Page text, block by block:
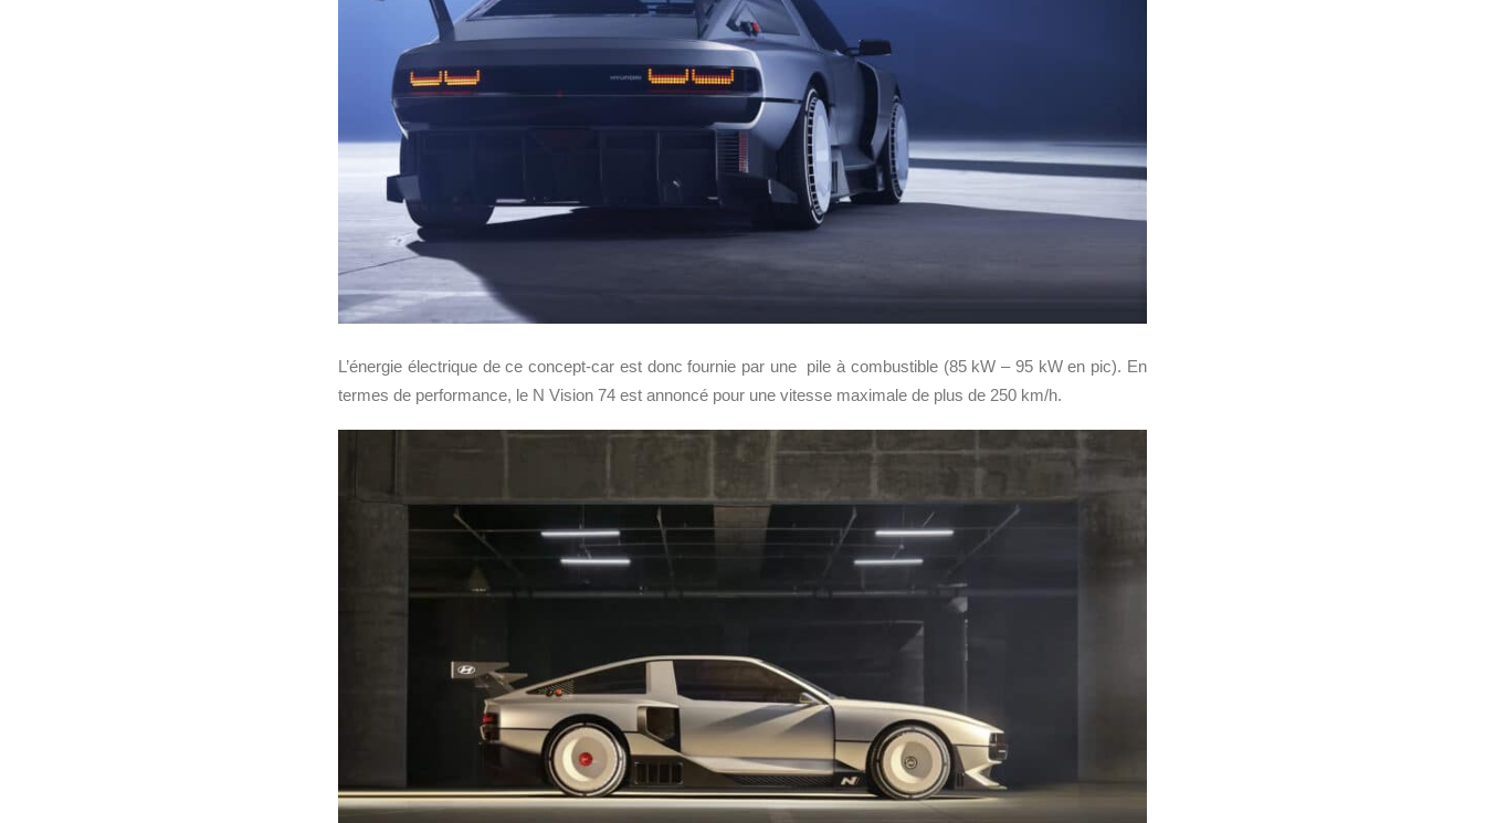
L’énergie électrique de ce concept-car est donc fournie par une pile à combustible (85 kW – 95 kW en pic). En
termes de performance, le N Vision 74 est annoncé pour une vitesse maximale de plus de 250 km/h.